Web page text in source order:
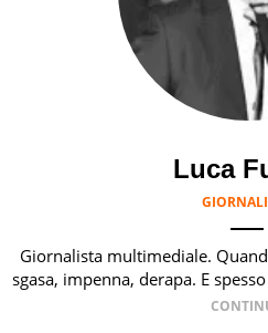
Luca
Giornalista multimediale.
sgasa, impenna, derapa. E